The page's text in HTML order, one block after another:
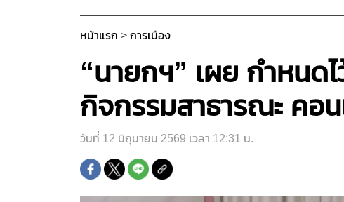
หน้าแรก > การเมือง
“นายกฯ” เผย กำหนด
กิจกรรมสาธารณะ คอ
วันที่ 12 มิถุนายน 2569 เวลา 12:31 น.